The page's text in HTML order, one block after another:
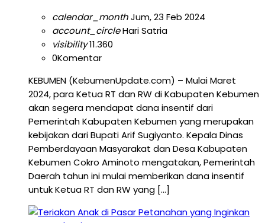
calendar_monthJum, 23 Feb 2024
account_circleHari Satria
visibility11.360
0Komentar
KEBUMEN (KebumenUpdate.com) – Mulai Maret
2024, para Ketua RT dan RW di Kabupaten Kebumen
akan segera mendapat dana insentif dari
Pemerintah Kabupaten Kebumen yang merupakan
kebijakan dari Bupati Arif Sugiyanto. Kepala Dinas
Pemberdayaan Masyarakat dan Desa Kabupaten
Kebumen Cokro Aminoto mengatakan, Pemerintah
Daerah tahun ini mulai memberikan dana insentif
untuk Ketua RT dan RW yang […]